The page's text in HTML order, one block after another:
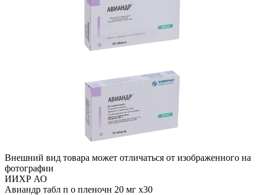
Внешний вид товара может отличаться от изображенного на
фотографии
ИИХР АО
Авиандр табл п о пленочн 20 мг x30